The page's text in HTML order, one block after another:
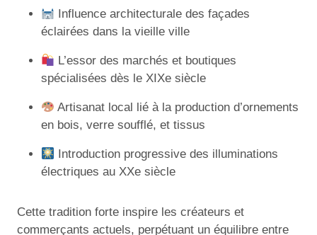
Influence architecturale des façades
éclairées dans la vieille ville
L’essor des marchés et boutiques
spécialisées dès le XIXe siècle
Artisanat local lié à la production d’ornements
en bois, verre soufflé, et tissus
Introduction progressive des illuminations
électriques au XXe siècle
Cette tradition forte inspire les créateurs et
commerçants actuels, perpétuant un équilibre entre